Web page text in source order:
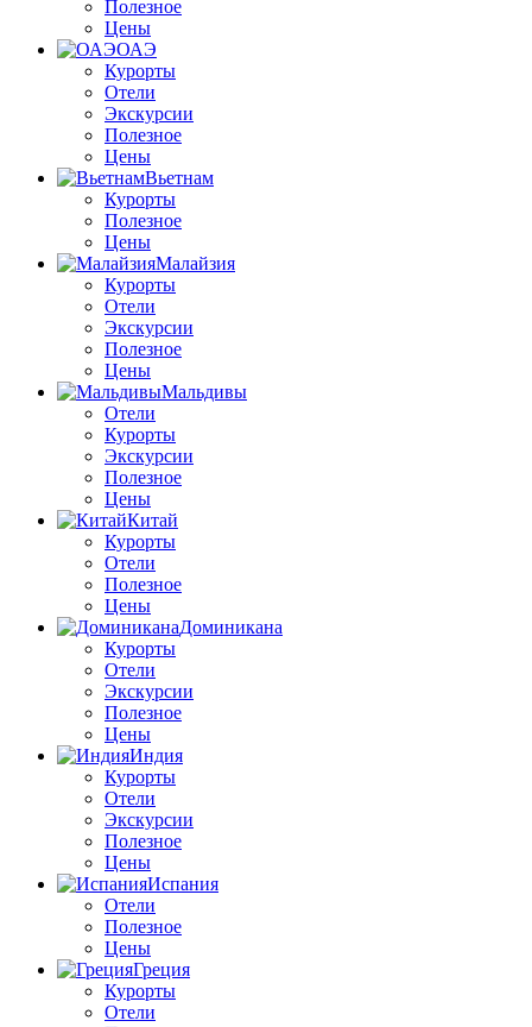
Полезное
Цены
ОАЭ
Курорты
Отели
Экскурсии
Полезное
Цены
Вьетнам
Курорты
Полезное
Цены
Малайзия
Курорты
Отели
Экскурсии
Полезное
Цены
Мальдивы
Отели
Курорты
Экскурсии
Полезное
Цены
Китай
Курорты
Отели
Полезное
Цены
Доминикана
Курорты
Отели
Экскурсии
Полезное
Цены
Индия
Курорты
Отели
Экскурсии
Полезное
Цены
Испания
Отели
Полезное
Цены
Греция
Курорты
Отели